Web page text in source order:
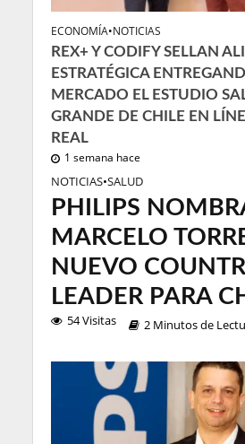
ECONOMÍA•NOTICIAS
REX+ Y CODIFY SELLAN
ESTRATÉGICA
MERCADO EL ESTUDIO
GRANDE DE CHILE EN
REAL
1 semana hace
NOTICIAS•SALUD
PHILIPS
MARCELO
NUEVO
LEADER PARA
54 Visitas 2 Minutos de